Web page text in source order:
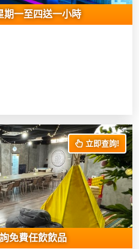
一至四送一小時
立即查詢!
免費任飲飲品